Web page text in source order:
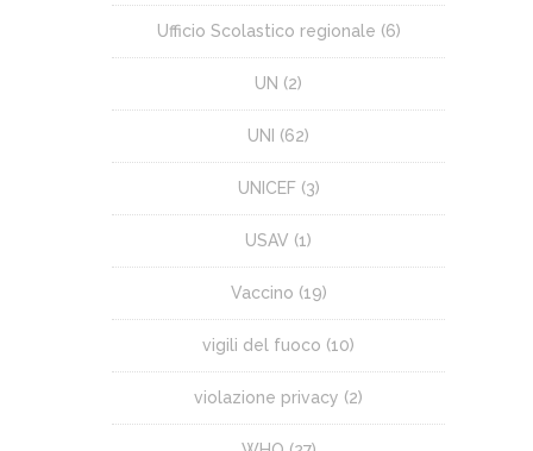
Ufficio Scolastico regionale (6)
UN (2)
UNI (62)
UNICEF(3)
USAV (1)
Vaccino (19)
vigili del fuoco (10)
violazione privacy (2)